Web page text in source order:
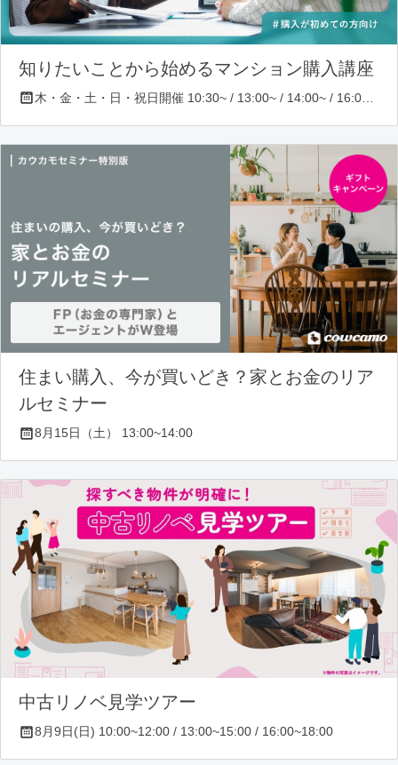
知りたいことから始めるマンション購入講座
住まい購入、今が買いどき？家とお金のリア
ルセミナー
8月15日（土） 13:00~14:00
中古リノベ見学ツアー
8月9日(日) 10:00~12:00 / 13:00~15:00 / 16:00~18:00